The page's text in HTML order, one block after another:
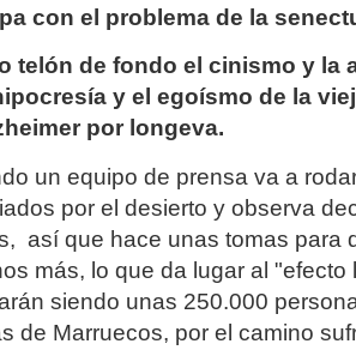
con el problema de la
telón de fondo el cinismo y la
y el egoísmo de la
por longeva.
un equipo de prensa va a
por el desierto y observa
así que hace unas tomas para
más, lo que da lugar al
siendo unas 250.000
de Marruecos, por el camino